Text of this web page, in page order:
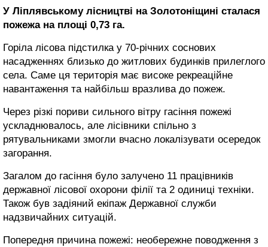
У Ліплявському лісництві на Золотоніщині сталася
пожежа на площі 0,73 га.
Горіла лісова підстилка у 70-річних соснових
насадженнях близько до житлових будинків прилеглого
села. Саме ця територія має високе рекреаційне
навантаження та найбільш вразлива до пожеж.
Через різкі пориви сильного вітру гасіння пожежі
ускладнювалось, але лісівники спільно з
рятувальниками змогли вчасно локалізувати осередок
загорання.
Загалом до гасіння було залучено 11 працівників
державної лісової охорони філії та 2 одиниці техніки.
Також був задіяний екіпаж Державної служби
надзвичайних ситуацій.
Попередня причина пожежі: необережне поводження з